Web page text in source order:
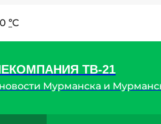
°C
ТВ-21
Мурманска и